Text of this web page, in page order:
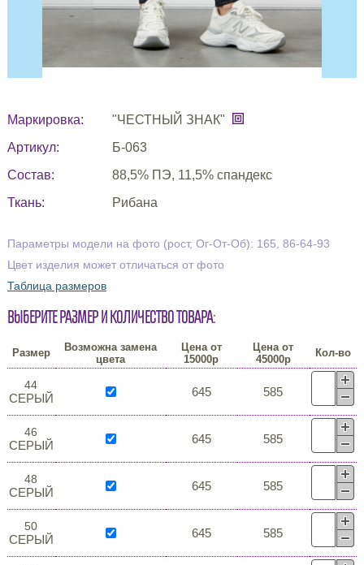
Маркировка:
"ЧЕСТНЫЙ ЗНАК"
Артикул:
Б-063
Состав:
88,5% ПЭ, 11,5% спандекс
Ткань:
Рибана
Параметры модели на фото (рост, Ог-От-Об): 165, 86-64-93
Цвет изделия может отличаться от фото
Таблица размеров
Выберите размер и количество товара:
Размер
Возможна замена
цвета
Цена от
15000р
Цена от
45000р
Кол-во
44
СЕРЫЙ 645 585
46
СЕРЫЙ 645 585
48
СЕРЫЙ 645 585
50
СЕРЫЙ 645 585